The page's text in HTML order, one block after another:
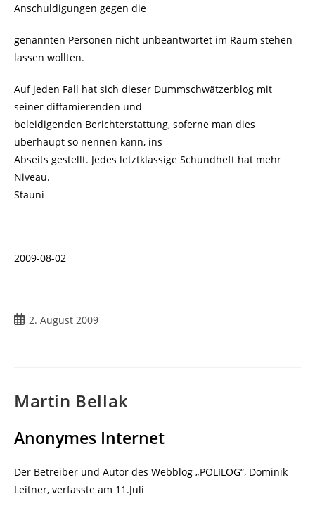
Anschuldigungen gegen die
genannten Personen nicht unbeantwortet im Raum stehen
lassen wollten.
Auf jeden Fall hat sich dieser Dummschwätzerblog mit
seiner diffamierenden und
beleidigenden Berichterstattung, soferne man dies
überhaupt so nennen kann, ins
Abseits gestellt. Jedes letztklassige Schundheft hat mehr
Niveau.
Stauni
2009-08-02
Beitrag2. August 2009
Martin Bellak
Anonymes Internet
Der Betreiber und Autor des Webblog „POLILOG“, Dominik
Leitner, verfasste am 11.Juli